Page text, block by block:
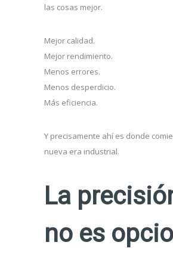
las cosas mejor.
Mejor calidad.
Mejor rendimiento.
Menos errores.
Menos desperdicio.
Más eficiencia.
Y precisamente ahí es donde
nueva era industrial.
La
no es